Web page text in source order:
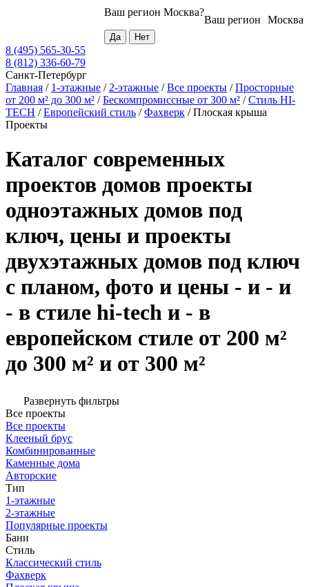
Москва
Ваш регион
Ваш регион Москва?
8 (495) 565-30-55
8 (812) 336-60-79
Санкт-Петербург
Главная / 1-этажные / 2-этажные /Все проекты /Просторные
от 200 м² до 300 м² /Бескомпромиссные от 300 м² /Стиль HI-
TECH /Европейский стиль /Фахверк /Плоская крыша
Проекты
Каталог современных
проектов домов проекты
одноэтажных домов под
ключ, цены и проекты
двухэтажных домов под ключ
с планом, фото и цены - и - и
- в стиле hi-tech и - в
европейском стиле от 200 м²
до 300 м² и от 300 м²
Развернуть фильтры
Все проекты
Все проекты
Клееный брус
Комбинированные
Каменные дома
Авторские
Тип
1-этажные
2-этажные
Популярные проекты
Бани
Стиль
Классический стиль
Фахверк